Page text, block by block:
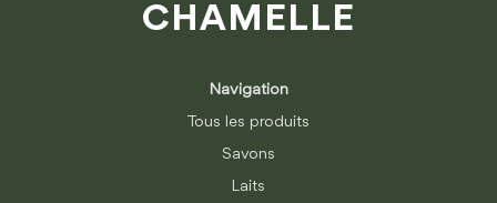
CHAMELLE
Navigation
Tous les produits
Savons
Laits